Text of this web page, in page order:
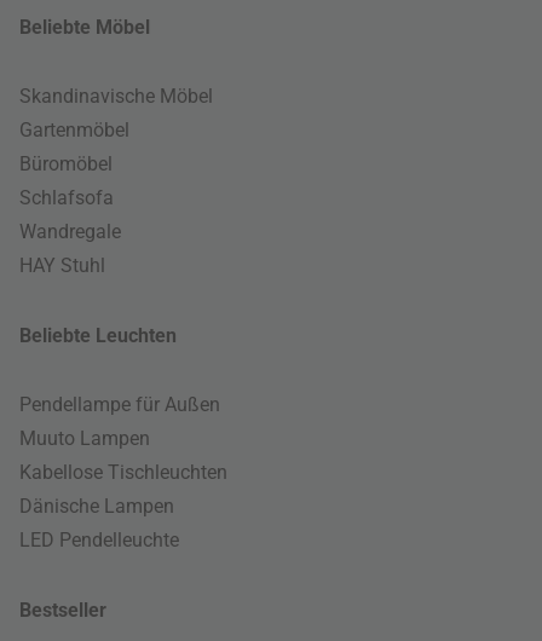
Beliebte Möbel
Skandinavische Möbel
Gartenmöbel
Büromöbel
Schlafsofa
Wandregale
HAY Stuhl
Beliebte Leuchten
Pendellampe für Außen
Muuto Lampen
Kabellose Tischleuchten
Dänische Lampen
LED Pendelleuchte
Bestseller